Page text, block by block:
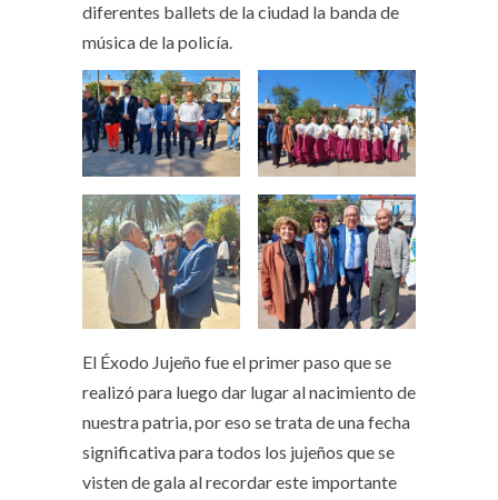
diferentes ballets de la ciudad la banda de
música de la policía.
El Éxodo Jujeño fue el primer paso que se
realizó para luego dar lugar al nacimiento de
nuestra patria, por eso se trata de una fecha
significativa para todos los jujeños que se
visten de gala al recordar este importante